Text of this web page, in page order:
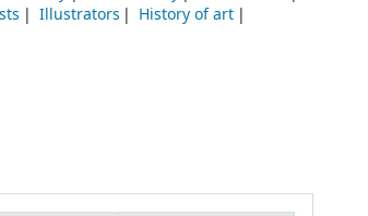
Illustrators
History of art